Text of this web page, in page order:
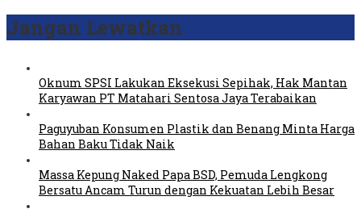
Jangan Lewatkan
Oknum SPSI Lakukan Eksekusi Sepihak, Hak Mantan
Karyawan PT Matahari Sentosa Jaya Terabaikan
Paguyuban Konsumen Plastik dan Benang Minta Harga
Bahan Baku Tidak Naik
Massa Kepung Naked Papa BSD, Pemuda Lengkong
Bersatu Ancam Turun dengan Kekuatan Lebih Besar